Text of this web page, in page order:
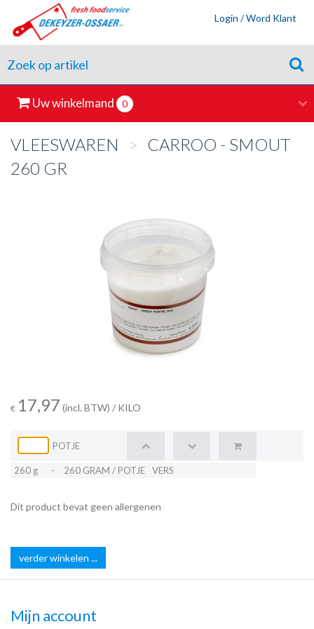
Login / Word Klant
Uw winkelmand 0
VLEESWAREN > CARROO - SMOUT
260 GR
€ 17,97 (incl. BTW) / KILO
POTJE
260 g - 260 GRAM / POTJE VERS
Dit product bevat geen allergenen
verder winkelen ...
Mijn account